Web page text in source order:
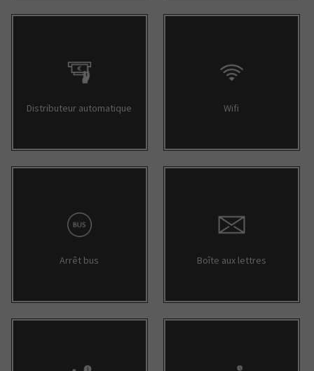
Distributeur automatique Wifi
Arrêt bus Boîte aux lettres